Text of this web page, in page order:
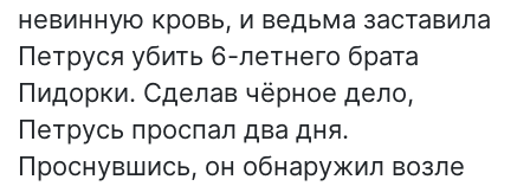
невинную кровь, и ведьма заставила
Петруся убить 6-летнего брата
Пидорки. Сделав чёрное дело,
Петрусь проспал два дня.
Проснувшись, он обнаружил возле